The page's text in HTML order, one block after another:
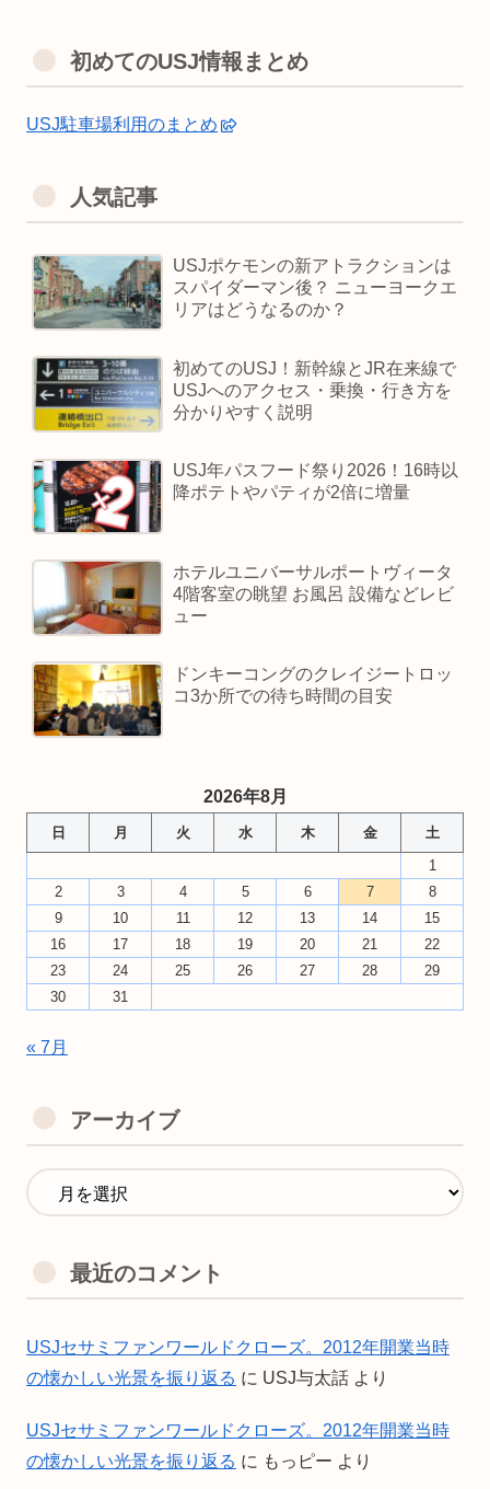
初めてのUSJ情報まとめ
USJ駐車場利用のまとめ
人気記事
USJポケモンの新アトラクションは
スパイダーマン後？ ニューヨークエ
リアはどうなるのか？
初めてのUSJ！新幹線とJR在来線で
USJへのアクセス・乗換・行き方を
分かりやすく説明
USJ年パスフード祭り2026！16時以
降ポテトやパティが2倍に増量
ホテルユニバーサルポートヴィータ
4階客室の眺望 お風呂 設備などレビ
ュー
ドンキーコングのクレイジートロッ
コ3か所での待ち時間の目安
2026年8月
日 月 火 水 木 金
土
1
2
3 4 5 6 7
8
9
10 11 12 13 14
15
16
17 18 19 20 21
22
23
24 25 26 27 28
29
30
31
« 7月
アーカイブ
最近のコメント
USJセサミファンワールドクローズ。2012年開業当時
の懐かしい光景を振り返る に USJ与太話 より
USJセサミファンワールドクローズ。2012年開業当時
の懐かしい光景を振り返る に もっピー より